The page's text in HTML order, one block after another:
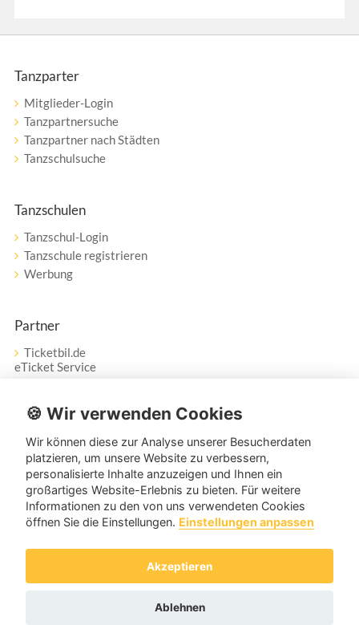
Tanzparter
Mitglieder-Login
Tanzpartnersuche
Tanzpartner nach Städten
Tanzschulsuche
Tanzschulen
Tanzschul-Login
Tanzschule registrieren
Werbung
Partner
Ticketbil.de
eTicket Service
Vertrag widerrufen
Service
Unser Tanzpartner-Service hilft Ihnen bei Fragen und
Anregungen gerne weiter!
🍪 Wir verwenden Cookies
Wir können diese zur Analyse unserer Besucherdaten
platzieren, um unsere Website zu verbessern,
personalisierte Inhalte anzuzeigen und Ihnen ein
großartiges Website-Erlebnis zu bieten. Für weitere
Informationen zu den von uns verwendeten Cookies
öffnen Sie die Einstellungen. Einstellungen anpassen
Akzeptieren
Ablehnen